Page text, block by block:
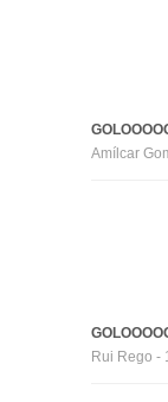
Amílcar
Rui Rego -